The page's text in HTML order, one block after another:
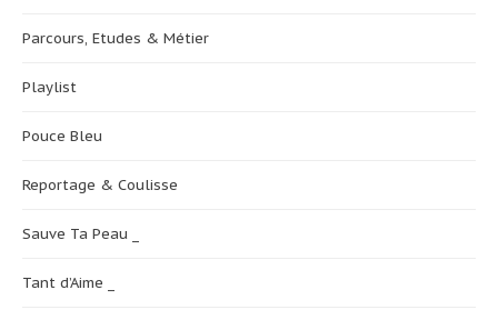
Parcours, Etudes & Métier
Playlist
Pouce Bleu
Reportage & Coulisse
Sauve Ta Peau _
Tant d’Aime _